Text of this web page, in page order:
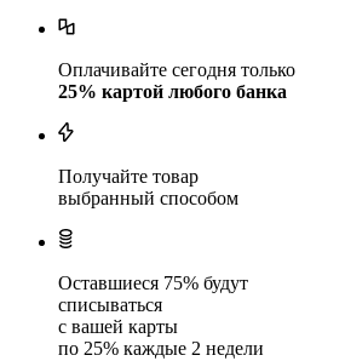
Оплачивайте сегодня только
25% картой любого банка
Получайте товар
выбранный способом
Оставшиеся 75% будут
списываться
с вашей карты
по 25% каждые 2 недели